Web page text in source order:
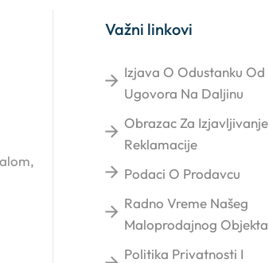
Važni linkovi
Izjava O Odustanku Od
Ugovora Na Daljinu
Obrazac Za Izjavljivanje
Reklamacije
Podaci O Prodavcu
Radno Vreme Našeg
Maloprodajnog Objekta
Politika Privatnosti I